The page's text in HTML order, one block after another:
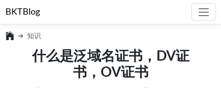
BKTBlog
知识
什么是泛域名证书，DV证
书，OV证书